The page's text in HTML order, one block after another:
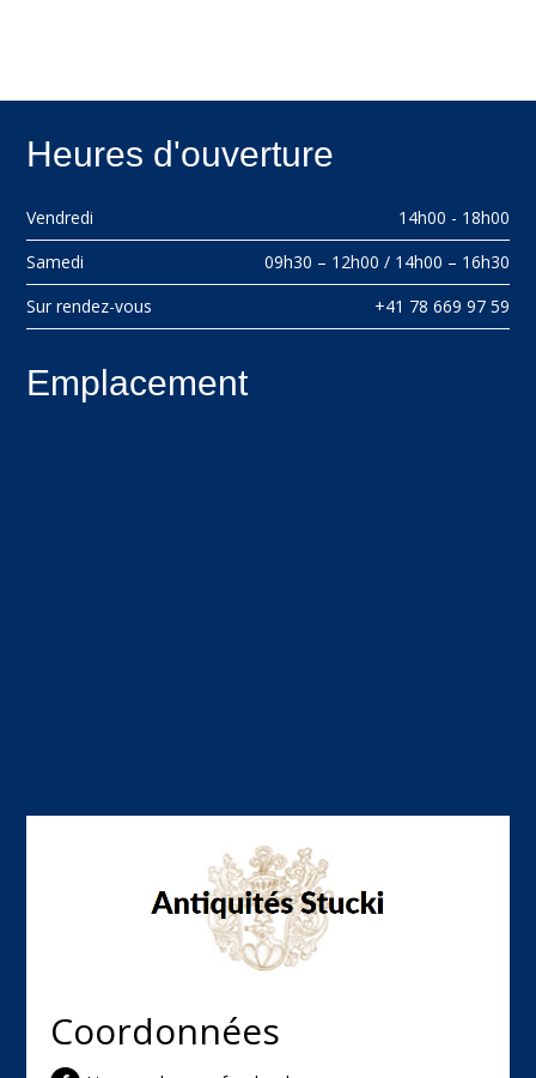
Heures d'ouverture
Vendredi
14h00 - 18h00
Samedi
09h30 – 12h00 / 14h00 – 16h30
Sur rendez-vous
+41 78 669 97 59
Emplacement
Coordonnées